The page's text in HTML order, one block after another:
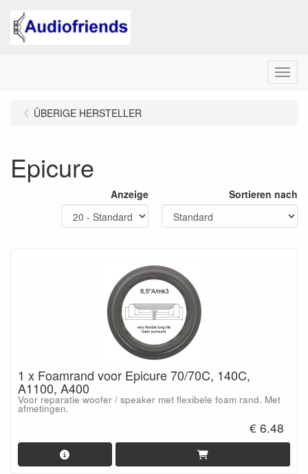
Menu
ÜBERIGE HERSTELLER
Epicure
Anzeige Sortieren nach
1 x Foamrand voor Epicure 70/70C, 140C,
A1100, A400
Voor reparatie woofer / speaker met flexibele foam rand. Met
afmetingen.
€ 6.48